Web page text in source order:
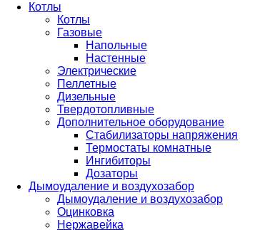
Котлы
Котлы
Газовые
Напольные
Настенные
Электрические
Пеллетные
Дизельные
Твердотопливные
Дополнительное оборудование
Стабилизаторы напряжения
Термостаты комнатные
Ингибиторы
Дозаторы
Дымоудаление и воздухозабор
Дымоудаление и воздухозабор
Оцинковка
Нержавейка